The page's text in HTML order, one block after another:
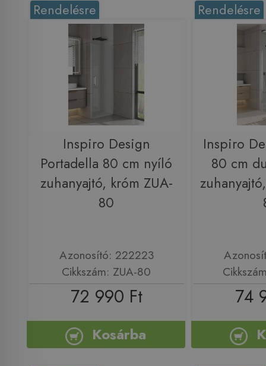
Rendelésre
Inspiro Design
Portadella 80 cm nyíló
zuhanyajtó, króm ZUA-
80
Azonosító: 222223
Cikkszám: ZUA-80
72 990 Ft
Kosárba
Rendelésre
Inspiro
80 cm
74